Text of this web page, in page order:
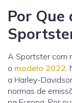
Por Que
A Sportster com
o modelo 2022.
a Harley-
normas de